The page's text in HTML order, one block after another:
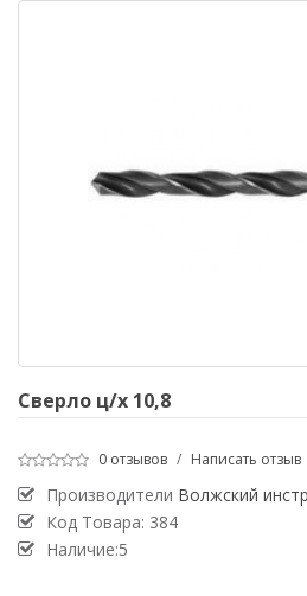
Сверло ц/х 10,8
0 отзывов / Написать отзыв
Производители Волжский
Код Товара: 384
Наличие:5